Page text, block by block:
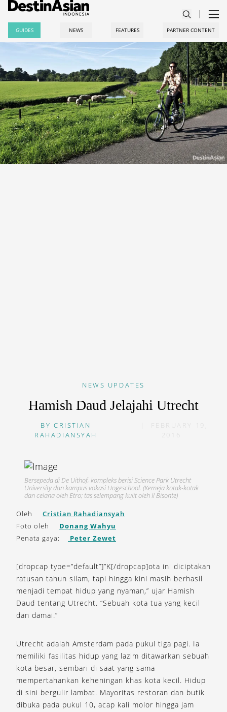
GUIDES NEWS FEATURES PARTNER CONTENT
NEWS UPDATES
Hamish Daud Jelajahi Utrecht
BYCRISTIAN
RAHADIANSYAH
2016
Bersepeda di De Uithof, kompleks berisi Science Park Utrecht
University dan kampus vokasi Hogeschool. (Kemeja kotak-kotak
dan celana oleh Etro; tas selempang kulit oleh Il Bisonte)
Oleh
Cristian Rahadiansyah
Foto oleh
Donang Wahyu
Penata gaya:
Peter Zewet
[dropcap type=”default”]”K[/dropcap]ota ini diciptakan
ratusan tahun silam, tapi hingga kini masih berhasil
menjadi tempat hidup yang nyaman,” ujar Hamish
Daud tentang Utrecht. “Sebuah kota tua yang kecil
dan damai.”
Utrecht adalah Amsterdam pada pukul tiga pagi. Ia
memiliki fasilitas hidup yang lazim ditawarkan sebuah
kota besar, sembari di saat yang sama
mempertahankan keheningan khas kota kecil. Hidup
di sini bergulir lambat. Mayoritas restoran dan butik
dibuka pada pukul 10, acap kali molor hingga jam